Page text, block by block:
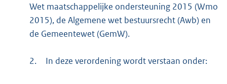
Wet maatschappelijke ondersteuning 2015 (Wmo
2015), de Algemene wet bestuursrecht (Awb) en
de Gemeentewet (GemW).
2. In deze verordening wordt verstaan onder: